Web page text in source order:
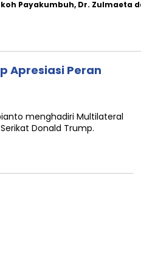
Payakumbuh, Dr. Zulmaeta
Apresiasi Peran
menghadiri Multilateral
Donald Trump.